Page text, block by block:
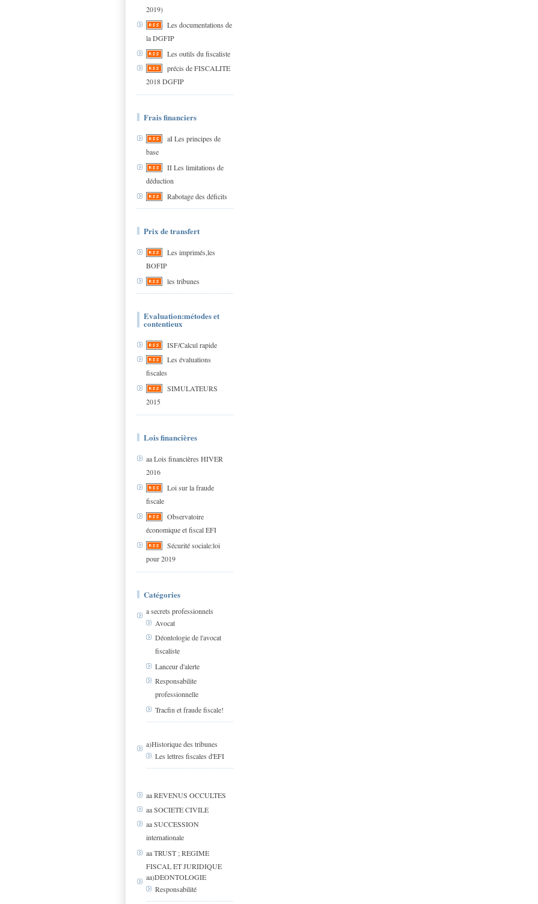
2019)
Les documentations de
la DGFIP
Les outils du fiscaliste
précis de FISCALITE
2018 DGFIP
Frais financiers
aI Les principes de
base
II Les limitations de
déduction
Rabotage des déficits
Prix de transfert
Les imprimés,les
BOFIP
les tribunes
Evaluation:métodes et
contentieux
ISF/Calcul rapide
Les évaluations
fiscales
SIMULATEURS
2015
Lois financières
aa Lois financières HIVER
2016
Loi sur la fraude
fiscale
Observatoire
économique et fiscal EFI
Sécurité sociale:loi
pour 2019
Catégories
a secrets professionnels
Avocat
Déontologie de l'avocat
fiscaliste
Lanceur d'alerte
Responsabilite
professionnelle
Tracfin et fraude fiscale!
a)Historique des tribunes
Les lettres fiscales d'EFI
aa REVENUS OCCULTES
aa SOCIETE CIVILE
aa SUCCESSION
internationale
aa TRUST ; REGIME
FISCAL ET JURIDIQUE
aa)DEONTOLOGIE
Responsabilité